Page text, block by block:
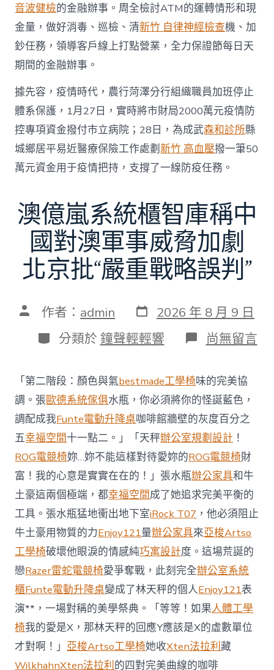
音波健檢的金融辦事。周全檢討ATM的運轉情形和現
金量，做好消毒、巡檢、清新竹 自律神經檢查機、加
鈔任務，領導客戶線上打點營業，全力保證節每日天
期間的金融辦事。
據先容，疫情時代，農行菏澤分行組織職員加班停止
體系保護，1月27日，實時將市財局2000萬元疫情防
控專項資金撥付市立病院；28日，為成武森和診所縣
城鄉居平易近醫療保險工作處劃新竹 高血壓撥一筆50
萬元資金用于疫情把持，支撐了一線防疫任務。
澳億嵐系統櫃智庫稱中
國對澳軍事威脅加劇
北京批“嚴重戰略誤判”
文 作者： admin 發
表
日
期
2026 年 8 月 9 日
分
類
分類於 鐘聲輕輕響 在
〈澳
嵐
系
統
櫃
智
庫
稱
中
國
對
澳
軍
事
威
脅
加
劇
北
京
批
“嚴
重
戰
略
尚無留言
「第二階段：顏色與氣bestmade工學椅味的完美協
調。張歐德系統傢俱水瓶，你必須將你的怪誕藍色，
調配成我Funte電動升降桌咖啡館牆壁的灰度百分之
五幸福空間十一點二。」「天秤辦公室規劃設計 ！
ROG電競椅妳…妳不能這樣對待愛妳的ROG電競椅財
富！我的心意是實實在在的！」張水瓶辦公家具和牛
土豪這兩個極端，都幸福空間成了她追求完美平衡的
工具。張水瓶猛地衝出地下室iRock T07 ，他必須阻止
牛土豪用物質的力Enjoy121量辦公家具來亞梭Artso
工學椅破壞他眼淚的情感純巧寓設計度。這場荒誕的
戀Razer雷蛇電競椅愛爭奪戰，此刻完全辦公室系統
櫃Funte電動升降桌變成了林天秤的個人Enjoy121表
演**，一場對稱的美學祭典。「等等！如果人體工學
椅我的愛是X，那林天秤的回應Y應該是X的虛數單位
才對啊！」亞梭Artso工學椅她收Xten法拉利藏
WilkhahnXten法拉利的四對完美曲線的咖啡